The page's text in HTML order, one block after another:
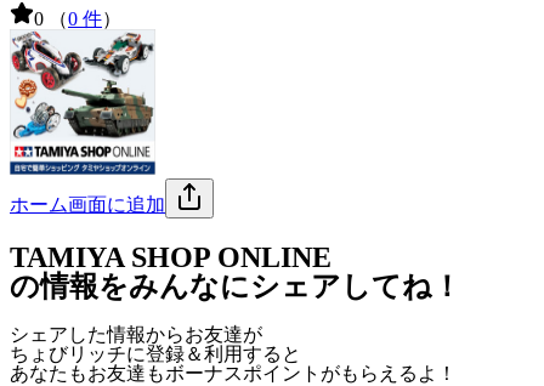
0 （0 件）
ホーム画面に追加
TAMIYA SHOP ONLINE
の情報をみんなにシェアしてね！
シェアした情報からお友達が
ちょびリッチに登録＆利用すると
あなたもお友達もボーナスポイント がもらえるよ！